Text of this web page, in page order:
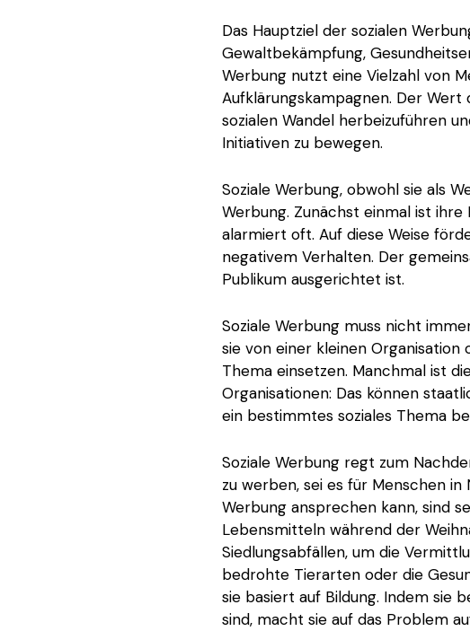
Das Hauptziel der sozialen
Gewaltbekämpfung,
Werbung nutzt eine Vielzahl von
Aufklärungskampagnen. Der
sozialen Wandel herbeizuführen
Initiativen zu bewegen.
Soziale Werbung, obwohl sie als
Werbung. Zunächst einmal ist
alarmiert oft. Auf diese Weise
negativem Verhalten. Der
Publikum ausgerichtet ist.
Soziale Werbung muss nicht
sie von einer kleinen
Thema einsetzen. Manchmal ist
Organisationen: Das können
ein bestimmtes soziales Thema
Soziale Werbung regt zum
zu werben, sei es für Menschen
Werbung ansprechen kann, sind
Lebensmitteln während der
Siedlungsabfällen, um die
bedrohte Tierarten oder die
sie basiert auf Bildung. Indem
sind, macht sie auf das Problem